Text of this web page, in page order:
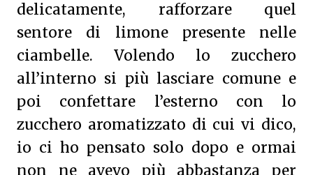
delicatamente, rafforzare quel
sentore di limone presente nelle
ciambelle. Volendo lo zucchero
all’interno si più lasciare comune e
poi confettare l’esterno con lo
zucchero aromatizzato di cui vi dico,
io ci ho pensato solo dopo e ormai
non ne avevo più abbastanza per